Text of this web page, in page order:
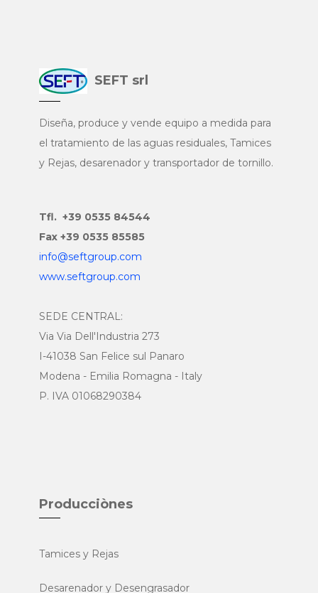
SEFT srl
Diseña, produce y vende equipo a medida para
el tratamiento de las aguas residuales, Tamices
y Rejas, desarenador y transportador de tornillo.
Tfl. +39 0535 84544
Fax +39 0535 85585
info@seftgroup.com
www.seftgroup.com
SEDE CENTRAL:
Via Via Dell'Industria 273
I-41038 San Felice sul Panaro
Modena - Emilia Romagna - Italy
P. IVA 01068290384
Producciònes
Tamices y Rejas
Desarenador y Desengrasador